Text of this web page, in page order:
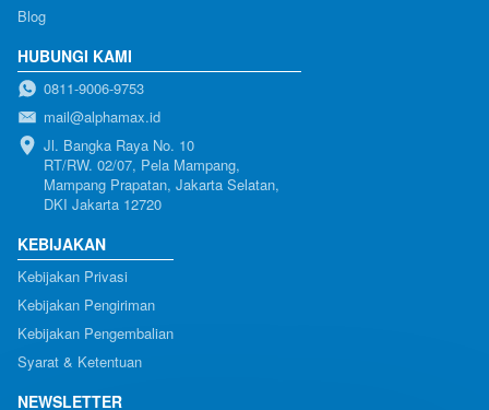
Blog
HUBUNGI KAMI
0811-9006-9753
mail@alphamax.id
Jl. Bangka Raya No. 10
RT/RW. 02/07, Pela Mampang,
Mampang Prapatan, Jakarta Selatan,
DKI Jakarta 12720
KEBIJAKAN
Kebijakan Privasi
Kebijakan Pengiriman
Kebijakan Pengembalian
Syarat & Ketentuan
NEWSLETTER